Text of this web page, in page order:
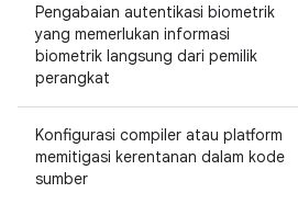
Pengabaian autentikasi biometrik
yang memerlukan informasi
biometrik langsung dari pemilik
perangkat
Konfigurasi compiler atau platform
memitigasi kerentanan dalam kode
sumber